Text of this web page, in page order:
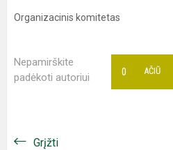
Organizacinis komitetas
Nepamirškite
padėkoti autoriui
AČIŪ
0
Grįžti